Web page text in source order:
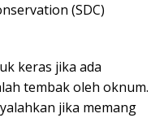
(SDC)
keras jika ada
tembak oleh oknum.
jika memang